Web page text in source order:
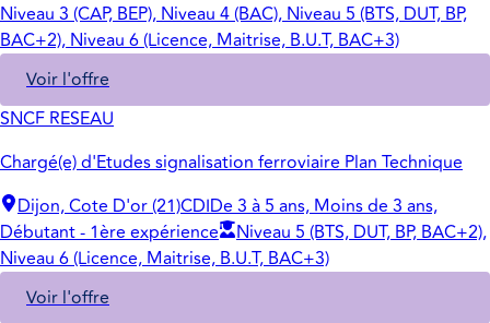
Niveau 3 (CAP, BEP), Niveau 4 (BAC), Niveau 5 (BTS, DUT, BP,
BAC+2), Niveau 6 (Licence, Maitrise, B.U.T, BAC+3)
Voir l'offre
SNCF RESEAU
Chargé(e) d'Etudes signalisation ferroviaire Plan Technique
Dijon, Cote D'or (21)CDIDe 3 à 5 ans, Moins de 3 ans,
Débutant - 1ère expérience
Niveau 5 (BTS, DUT, BP, BAC+2),
Niveau 6 (Licence, Maitrise, B.U.T, BAC+3)
Voir l'offre